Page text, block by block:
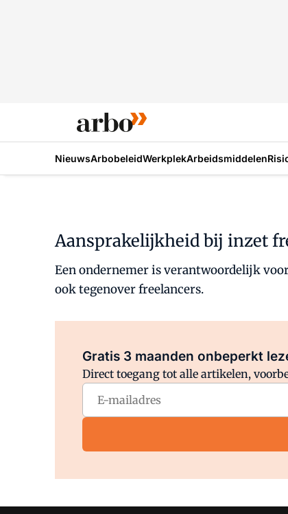
NieuwsArbobeleidWerkplekArbeidsmiddelen
Aansprakelijkheid bij inzet
Een ondernemer is verantwoordelijk
ook tegenover freelancers.
Gratis 3 maanden onbeperkt
Direct toegang tot alle artikelen,